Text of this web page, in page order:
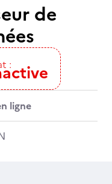
de
:
ligne